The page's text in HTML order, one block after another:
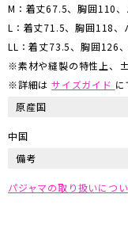
M：着丈67.5、胸囲110
L：着丈71.5、胸囲118、
LL：着丈73.5、胸囲126
※素材や縫製の特性上、
※詳細は サイズガイド に
原産国
中国
備考
パジャマの取り扱いについ